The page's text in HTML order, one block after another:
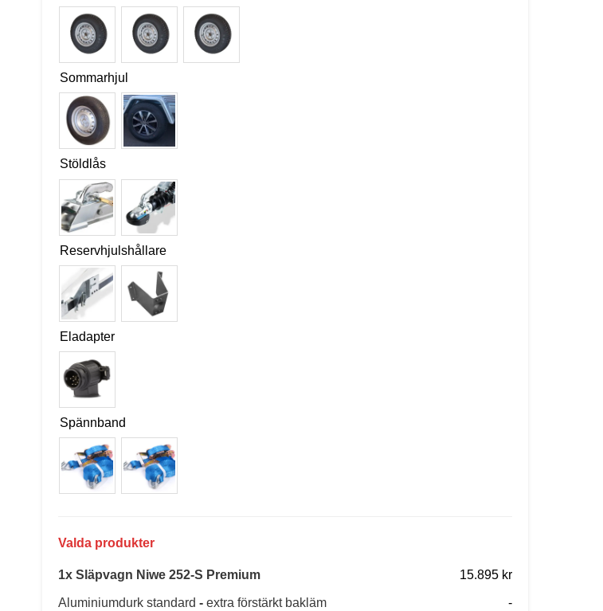
Sommarhjul
Stöldlås
Reservhjulshållare
Eladapter
Spännband
1x Släpvagn Niwe 252-S Premium 15.895 kr
Aluminiumdurk standard - extra förstärkt bakläm -